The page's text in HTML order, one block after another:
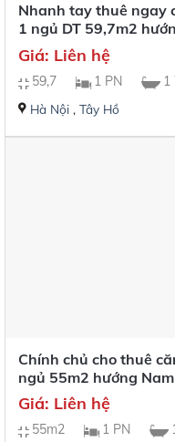
Nhanh tay thuê ngay
1 ngủ DT 59,7m2
Giá: Liên hệ
59,7 1 PN 1
Hà Nội, Tây Hồ
Chính chủ cho thuê
ngủ 55m2 hướng
Giá: Liên hệ
55m2 1 PN